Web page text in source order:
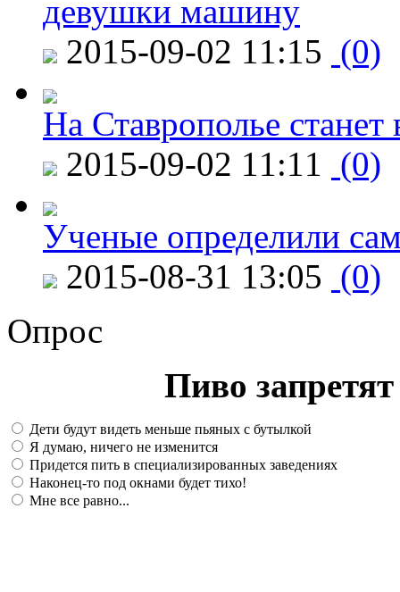
девушки машину
2015-09-02 11:15 (0)
На Ставрополье
2015-09-02 11:11 (0)
Ученые определили
2015-08-31 13:05 (0)
Опрос
Пиво
Дети будут видеть меньше пьяных с бутылкой
Я думаю, ничего не изменится
Придется пить в специализированных заведениях
Наконец-то под окнами будет тихо!
Мне все равно...